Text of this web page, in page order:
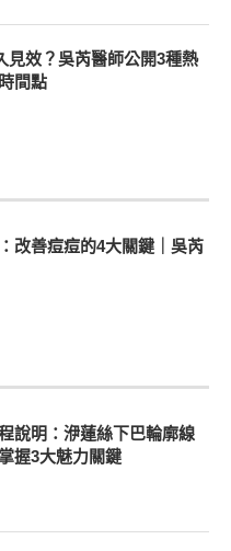
見效？吳芮醫師公開3種熱
間點
改善痘痘的4大關鍵｜吳芮
說明：洢蓮絲下巴輪廓線
握3大魅力關鍵